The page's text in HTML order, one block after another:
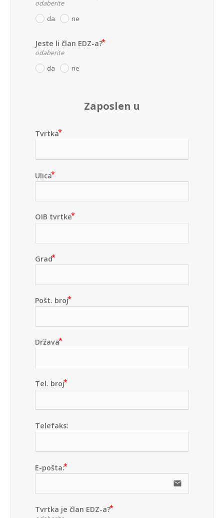
odaberite
da
ne
Jeste li član EDZ-a?
odaberite
da
ne
Zaposlen u
Tvrtka
Ulica
OIB tvrtke
Grad
Pošt. broj
Država
Tel. broj
Telefaks:
E-pošta:
email
Tvrtka je član EDZ-a?